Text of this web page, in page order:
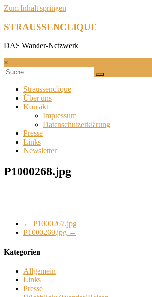
Zum Inhalt springen
STRAUSSENCLIQUE
DAS Wander-Netzwerk
×
Straussenclique
Über uns
Kontakt
Impressum
Datenschutzerklärung
Presse
Links
Newsletter
P1000268.jpg
← P1000267.jpg
P1000269.jpg →
Kategorien
Allgemein
Links
Presse